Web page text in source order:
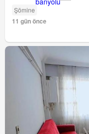
Şömine
11 gün önce